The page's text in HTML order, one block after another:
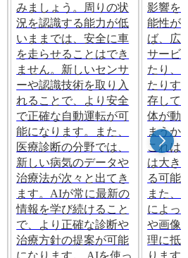
みましょう。周りの状
況を認識する能力が低
いままでは、安全に車
を走らせることはでき
ません。新しいセンサ
ーや認識技術を取り入
れることで、より安全
で正確な自動運転が可
能になります。また、
医療診断の分野では、
新しい病気のデータや
治療法が次々と出てき
ます。AIが常に最新の
情報を学び続けること
で、より正確な診断や
治療方針の提案が可能
になります。 AIを使っ
影響を
能性が
ば、広
サービ
たり、
たりす
存して
体が動
まうか
これは
は大き
る可能
また、
によっ
や画像
理に抵
ります